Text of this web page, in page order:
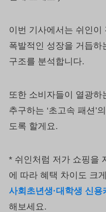
이번 기사에서는 쉬인이
폭발적인 성장을 거듭하
구조를 분석합니다.
또한 소비자들이 열광하
추구하는 ‘초고속 패션’
도록 할게요.
* 쉬인처럼 저가 쇼핑을
에 따라 혜택 차이도 크
사회초년생·대학생 신
해보세요.